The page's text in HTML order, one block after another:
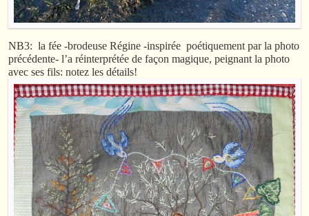
NB3: la fée -brodeuse Régine -inspirée poétiquement par la photo
précédente- l’a réinterprétée de façon magique, peignant la photo
avec ses fils: notez les détails!